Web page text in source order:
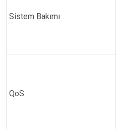
Sistem Bakımı
QoS